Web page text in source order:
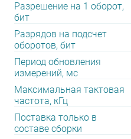
Разрешение на 1 оборот,
бит
Разрядов на подсчет
оборотов, бит
Период обновления
измерений, мс
Максимальная тактовая
частота, кГц
Поставка только в
составе сборки